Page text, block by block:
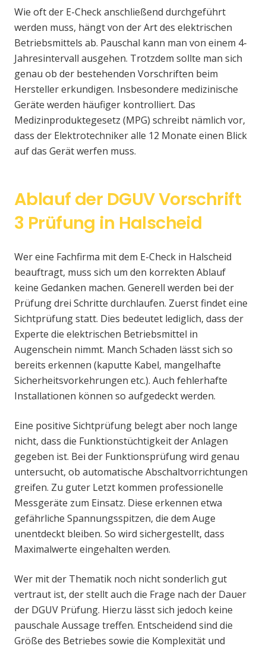
Wie oft der E-Check anschließend durchgeführt
werden muss, hängt von der Art des elektrischen
Betriebsmittels ab. Pauschal kann man von einem 4-
Jahresintervall ausgehen. Trotzdem sollte man sich
genau ob der bestehenden Vorschriften beim
Hersteller erkundigen. Insbesondere medizinische
Geräte werden häufiger kontrolliert. Das
Medizinproduktegesetz (MPG) schreibt nämlich vor,
dass der Elektrotechniker alle 12 Monate einen Blick
auf das Gerät werfen muss.
Ablauf der DGUV Vorschrift
3 Prüfung in Halscheid
Wer eine Fachfirma mit dem E-Check in Halscheid
beauftragt, muss sich um den korrekten Ablauf
keine Gedanken machen. Generell werden bei der
Prüfung drei Schritte durchlaufen. Zuerst findet eine
Sichtprüfung statt. Dies bedeutet lediglich, dass der
Experte die elektrischen Betriebsmittel in
Augenschein nimmt. Manch Schaden lässt sich so
bereits erkennen (kaputte Kabel, mangelhafte
Sicherheitsvorkehrungen etc.). Auch fehlerhafte
Installationen können so aufgedeckt werden.
Eine positive Sichtprüfung belegt aber noch lange
nicht, dass die Funktionstüchtigkeit der Anlagen
gegeben ist. Bei der Funktionsprüfung wird genau
untersucht, ob automatische Abschaltvorrichtungen
greifen. Zu guter Letzt kommen professionelle
Messgeräte zum Einsatz. Diese erkennen etwa
gefährliche Spannungsspitzen, die dem Auge
unentdeckt bleiben. So wird sichergestellt, dass
Maximalwerte eingehalten werden.
Wer mit der Thematik noch nicht sonderlich gut
vertraut ist, der stellt auch die Frage nach der Dauer
der DGUV Prüfung. Hierzu lässt sich jedoch keine
pauschale Aussage treffen. Entscheidend sind die
Größe des Betriebes sowie die Komplexität und